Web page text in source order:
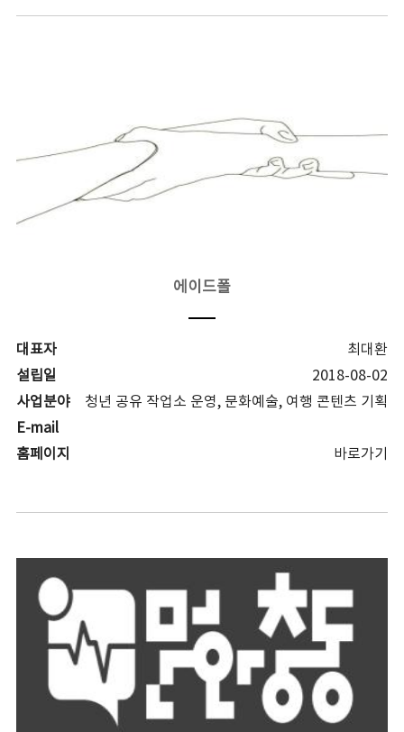
에이드폴
대표자
최대환
설립일
2018-08-02
사업분야
청년 공유 작업소 운영, 문화예술, 여행 콘텐츠 기획
E-mail
홈페이지
바로가기